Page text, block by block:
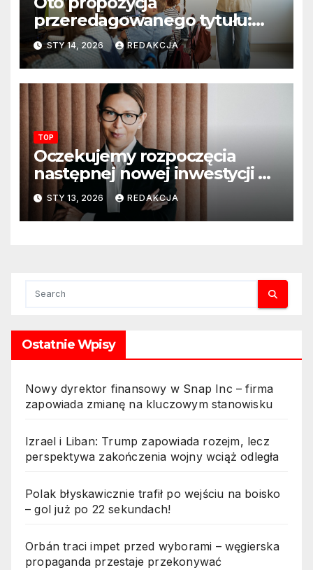
przeredagowanego tytułu:
Resort edukacji szkoli
nauczycieli z wykorzystania
sztucznej inteligencji. AI
pojawi się na zajęciach
szkolnych
STY 14, 2026 REDAKCJA
TOP
Oczekujemy rozpoczęcia
następnej nowej inwestycji w
ciągu najbliższego półrocza
STY 13, 2026 REDAKCJA
Ostatnie Wpisy
Nowy dyrektor finansowy w Snap Inc – firma
zapowiada zmianę na kluczowym stanowisku
Izrael i Liban: Trump zapowiada rozejm, lecz
perspektywa zakończenia wojny wciąż odległa
Polak błyskawicznie trafił po wejściu na boisko
– gol już po 22 sekundach!
Orbán traci impet przed wyborami – węgierska
propaganda przestaje przekonywać